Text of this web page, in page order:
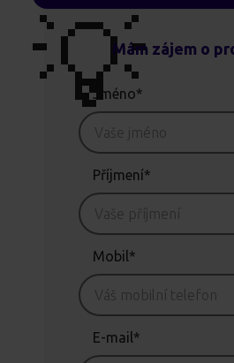
💡Mám zájem o
Jméno*
Příjmení*
Mobil*
E-mail*